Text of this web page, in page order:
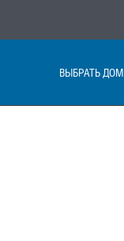
ВЫБРАТЬ ДОМ